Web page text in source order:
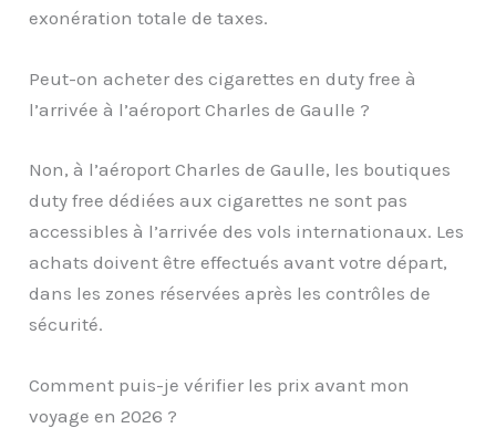
exonération totale de taxes.
Peut-on acheter des cigarettes en duty free à
l’arrivée à l’aéroport Charles de Gaulle ?
Non, à l’aéroport Charles de Gaulle, les boutiques
duty free dédiées aux cigarettes ne sont pas
accessibles à l’arrivée des vols internationaux. Les
achats doivent être effectués avant votre départ,
dans les zones réservées après les contrôles de
sécurité.
Comment puis-je vérifier les prix avant mon
voyage en 2026 ?